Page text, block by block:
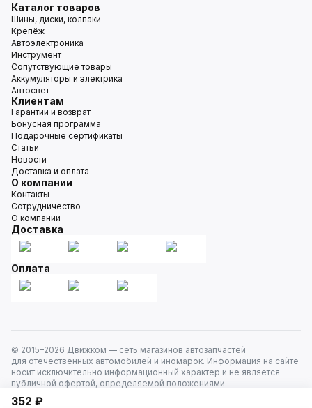
352 ₽
Каталог товаров
Шины, диски, колпаки
Крепёж
Автоэлектроника
Инструмент
Сопутствующие товары
Аккумуляторы и электрика
Автосвет
Клиентам
Гарантии и возврат
Бонусная программа
Подарочные сертификаты
Статьи
Новости
Доставка и оплата
О компании
Контакты
Сотрудничество
О компании
Доставка
Оплата
© 2015–2026 Движком — сеть магазинов автозапчастей
для отечественных автомобилей и иномарок. Информация на сайте
носит исключительно информационный характер и не является
публичной офертой, определяемой положениями